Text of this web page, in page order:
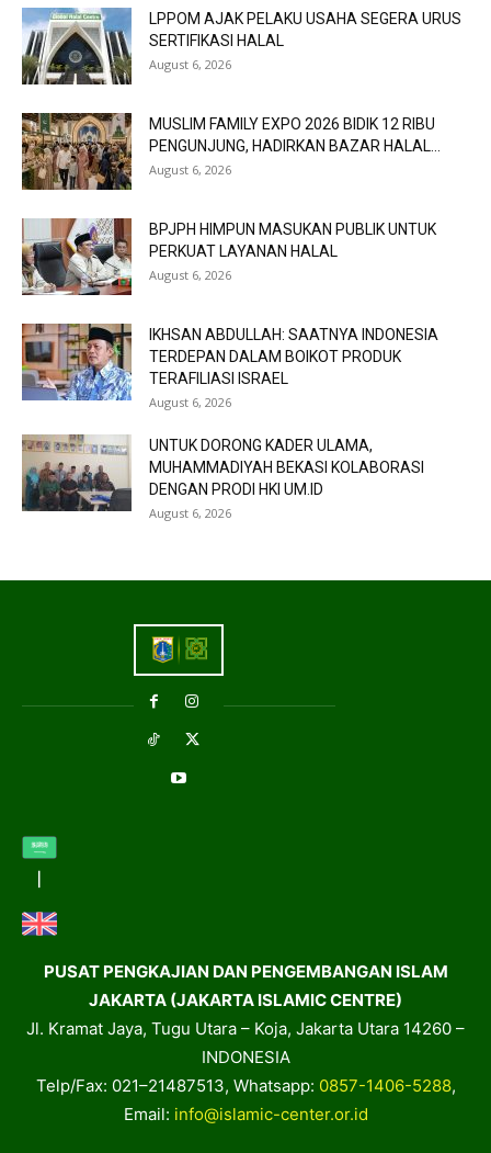
LPPOM AJAK PELAKU USAHA SEGERA URUS
SERTIFIKASI HALAL
August 6, 2026
MUSLIM FAMILY EXPO 2026 BIDIK 12 RIBU
PENGUNJUNG, HADIRKAN BAZAR HALAL...
August 6, 2026
BPJPH HIMPUN MASUKAN PUBLIK UNTUK
PERKUAT LAYANAN HALAL
August 6, 2026
IKHSAN ABDULLAH: SAATNYA INDONESIA
TERDEPAN DALAM BOIKOT PRODUK
TERAFILIASI ISRAEL
August 6, 2026
UNTUK DORONG KADER ULAMA,
MUHAMMADIYAH BEKASI KOLABORASI
DENGAN PRODI HKI UM.ID
August 6, 2026
PUSAT PENGKAJIAN DAN PENGEMBANGAN ISLAM
JAKARTA (JAKARTA ISLAMIC CENTRE)
Jl. Kramat Jaya, Tugu Utara – Koja, Jakarta Utara 14260 –
INDONESIA
Telp/Fax: 021–21487513, Whatsapp: 0857-1406-5288,
Email: info@islamic-center.or.id